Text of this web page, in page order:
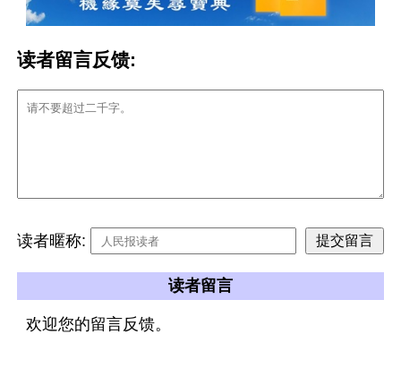
读者留言反馈:
读者暱称:
读者留言
欢迎您的留言反馈。